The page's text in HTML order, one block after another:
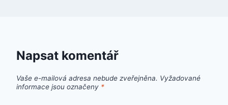
Napsat komentář
Vaše e-mailová adresa nebude zveřejněna. Vyžadované
informace jsou označeny *